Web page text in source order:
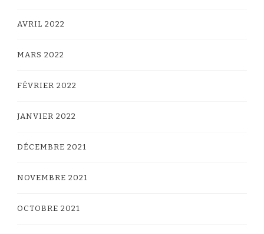
AVRIL 2022
MARS 2022
FÉVRIER 2022
JANVIER 2022
DÉCEMBRE 2021
NOVEMBRE 2021
OCTOBRE 2021